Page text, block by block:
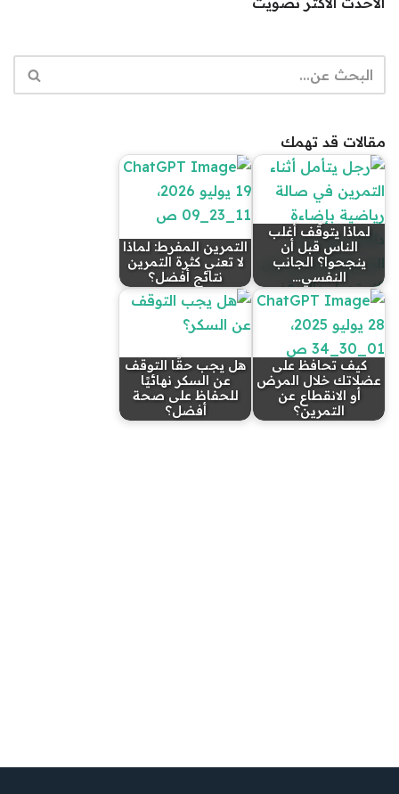
مقالات قد تهمك
لماذا يتوقّف أغلب
الناس قبل أن
ينجحوا؟ الجانب
النفسي…
التمرين المفرط: لماذا
لا تعني كثرة التمرين
نتائج أفضل؟
كيف تحافظ على
عضلاتك خلال المرض
أو الانقطاع عن
التمرين؟
هل يجب حقًا التوقف
عن السكر نهائيًا
للحفاظ على صحة
أفضل؟